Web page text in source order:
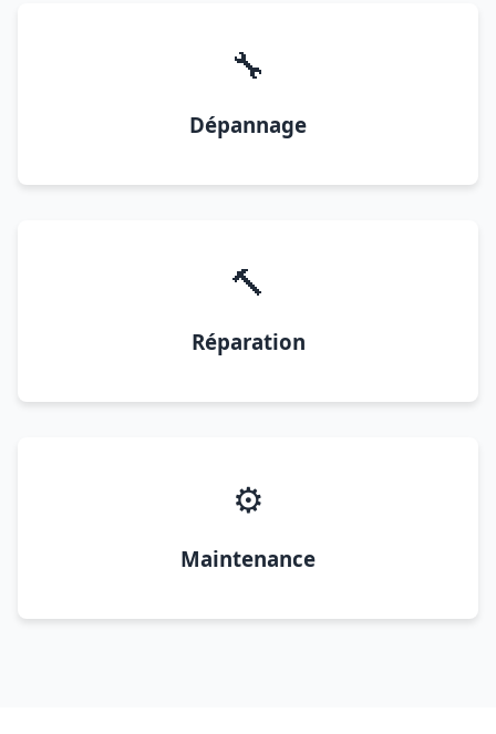
🔧
Dépannage
🔨
Réparation
⚙️
Maintenance